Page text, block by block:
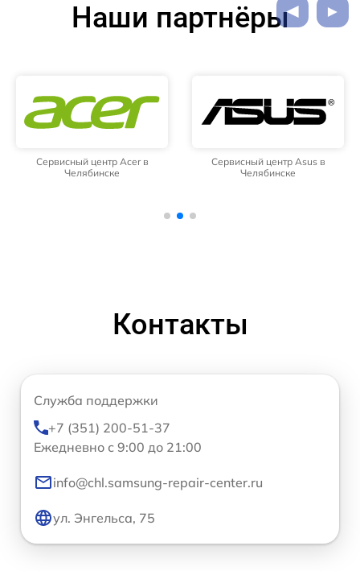
Наши партнёры
Сервисный центр Acer в
Челябинске
Сервисный центр Asus в
Челябинске
Контакты
Служба поддержки
+7 (351) 200-51-37
Ежедневно с 9:00 до 21:00
info@chl.samsung-repair-center.ru
ул. Энгельса, 75